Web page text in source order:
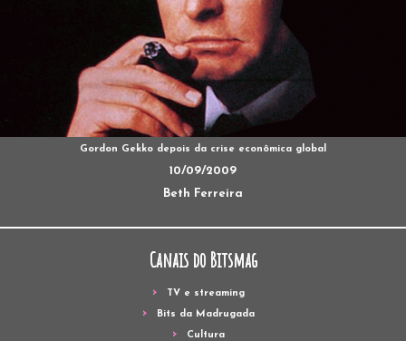
Gordon Gekko depois da crise econômica global
10/09/2009
Beth Ferreira
Canais do Bitsmag
TV e streaming
Bits da Madrugada
Cultura